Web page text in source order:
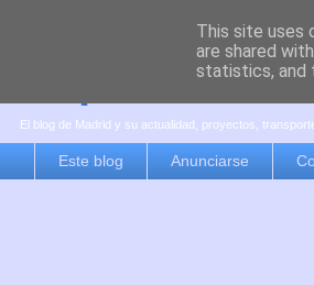
es por madrid
El blog de Madrid y su actualidad, proyectos,
Este blog Anunciarse
This site uses
are shared
statistics, and